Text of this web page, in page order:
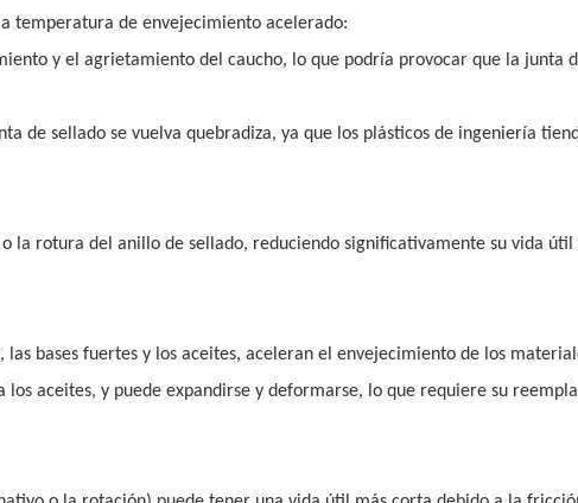
temperatura de envejecimiento acelerado:
y el agrietamiento del caucho, lo que podría provocar que la junta
de sellado se vuelva quebradiza, ya que los plásticos de ingeniería
la rotura del anillo de sellado, reduciendo significativamente su vida útil
las bases fuertes y los aceites, aceleran el envejecimiento de los
aceites, y puede expandirse y deformarse, lo que requiere su